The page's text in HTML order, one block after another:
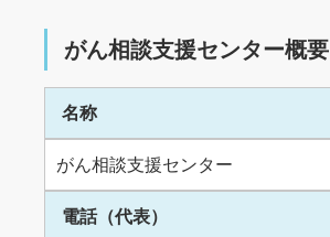
がん相談支援センター概要
名称
がん相談支援センター
電話（代表）